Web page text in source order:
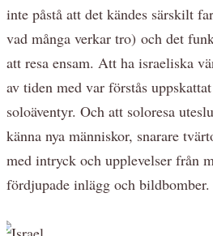
inte påstå att det kändes särskilt
vad många verkar tro) och det
att resa ensam. Att ha israeliska
av tiden med var förstås
soloäventyr. Och att soloresa
känna nya människor, snarare
med intryck och upplevelser från
fördjupade inlägg och bildbomber.